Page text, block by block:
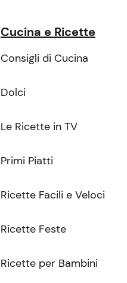
Cucina e Ricette
Consigli di Cucina
Dolci
Le Ricette in TV
Primi Piatti
Ricette Facili e Veloci
Ricette Feste
Ricette per Bambini